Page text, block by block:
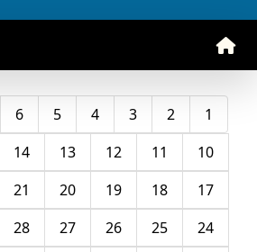
1
2
3
4
5
6
10
11
12
13
14
17
18
19
20
21
24
25
26
27
28